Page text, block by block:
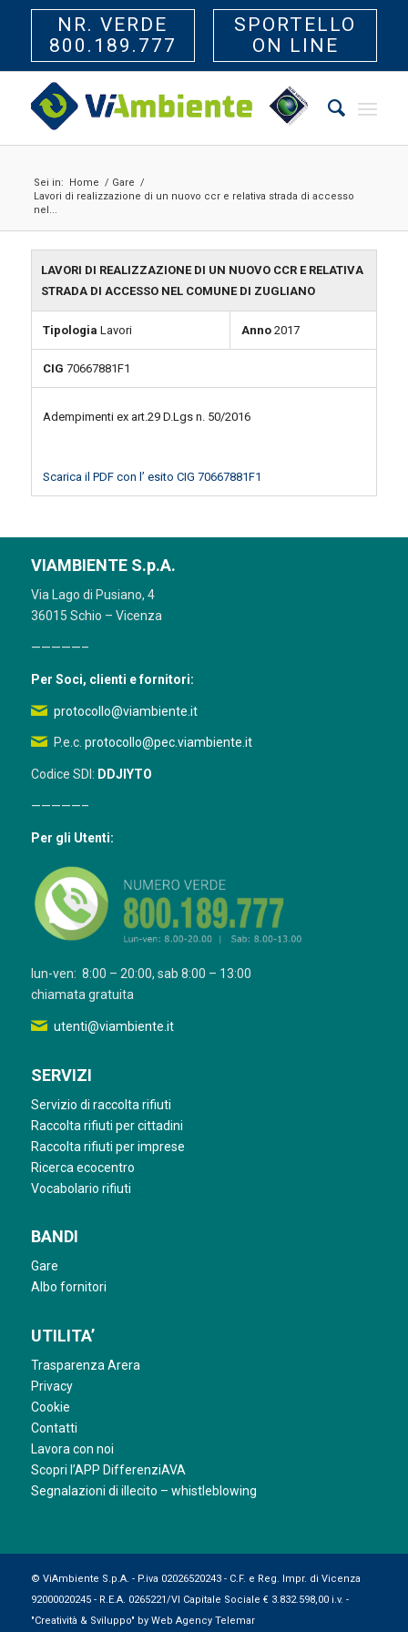
NR. VERDE
800.189.777
SPORTELLO
ON LINE
Sei in: Home / Gare /
Lavori di realizzazione di un nuovo ccr e relativa strada di accesso
nel...
LAVORI DI REALIZZAZIONE DI UN NUOVO CCR E RELATIVA
STRADA DI ACCESSO NEL COMUNE DI ZUGLIANO
Tipologia Lavori Anno2017
CIG 70667881F1
Adempimenti ex art.29 D.Lgs n. 50/2016
Scarica il PDF con l’ esito CIG 70667881F1
VIAMBIENTE S.p.A.
Via Lago di Pusiano, 4
36015 Schio – Vicenza
—————–
Per Soci, clienti e fornitori:
protocollo@viambiente.it
P.e.c. protocollo@pec.viambiente.it
Codice SDI: DDJIYTO
—————–
Per gli Utenti:
lun-ven: 8:00 – 20:00, sab 8:00 – 13:00
chiamata gratuita
utenti@viambiente.it
SERVIZI
Servizio di raccolta rifiuti
Raccolta rifiuti per cittadini
Raccolta rifiuti per imprese
Ricerca ecocentro
Vocabolario rifiuti
BANDI
Gare
Albo fornitori
UTILITA’
Trasparenza Arera
Privacy
Cookie
Contatti
Lavora con noi
Scopri l’APP DifferenziAVA
Segnalazioni di illecito – whistleblowing
© ViAmbiente S.p.A. - P.iva 02026520243 - C.F. e Reg. Impr. di Vicenza
92000020245 - R.E.A. 0265221/VI Capitale Sociale € 3.832.598,00 i.v. -
"Creatività & Sviluppo" by Web Agency Telemar